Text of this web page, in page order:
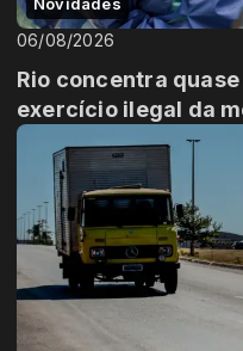
Novidades
06/08/2026
Rio concentra
exercício ilegal da